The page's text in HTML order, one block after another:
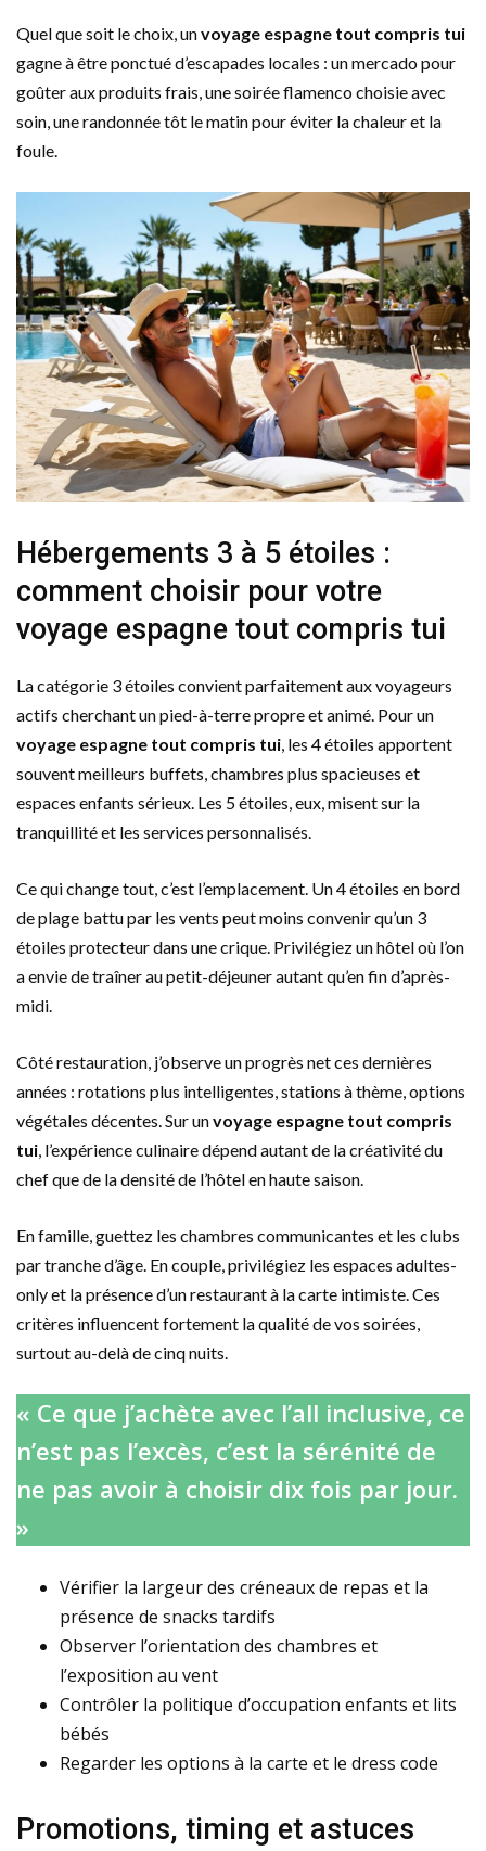
Quel que soit le choix, unvoyage espagne tout compris tui
gagne à être ponctué d’escapades locales : un mercado pour
goûter aux produits frais, une soirée flamenco choisie avec
soin, une randonnée tôt le matin pour éviter la chaleur et la
foule.
Hébergements 3 à 5 étoiles :
comment choisir pour votre
voyage espagne tout compris tui
La catégorie 3 étoiles convient parfaitement aux voyageurs
actifs cherchant un pied-à-terre propre et animé. Pour un
voyage espagne tout compris tui, les 4 étoiles apportent
souvent meilleurs buffets, chambres plus spacieuses et
espaces enfants sérieux. Les 5 étoiles, eux, misent sur la
tranquillité et les services personnalisés.
Ce qui change tout, c’est l’emplacement. Un 4 étoiles en bord
de plage battu par les vents peut moins convenir qu’un 3
étoiles protecteur dans une crique. Privilégiez un hôtel où l’on
a envie de traîner au petit-déjeuner autant qu’en fin d’après-
midi.
Côté restauration, j’observe un progrès net ces dernières
années : rotations plus intelligentes, stations à thème, options
végétales décentes. Sur unvoyage espagne tout compris
tui, l’expérience culinaire dépend autant de la créativité du
chef que de la densité de l’hôtel en haute saison.
En famille, guettez les chambres communicantes et les clubs
par tranche d’âge. En couple, privilégiez les espaces adultes-
only et la présence d’un restaurant à la carte intimiste. Ces
critères influencent fortement la qualité de vos soirées,
surtout au-delà de cinq nuits.
« Ce que j’achète avec l’all inclusive, ce
n’est pas l’excès, c’est la sérénité de
ne pas avoir à choisir dix fois par jour.
»
Vérifier la largeur des créneaux de repas et la
présence de snacks tardifs
Observer l’orientation des chambres et
l’exposition au vent
Contrôler la politique d’occupation enfants et lits
bébés
Regarder les options à la carte et le dress code
Promotions, timing et astuces